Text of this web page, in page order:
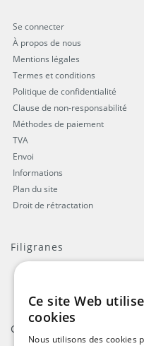
Se connecter
À propos de nous
Mentions légales
Termes et conditions
Politique de confidentialité
Clause de non-responsabilité
Méthodes de paiement
TVA
Envoi
Informations
Plan du site
Droit de rétractation
Filigranes
Contact
Ce site Web
cookies
Nous utilisons des cookies